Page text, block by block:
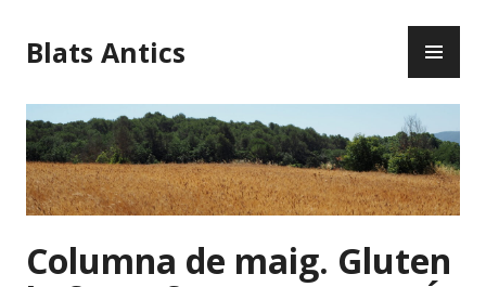
Blats Antics
Columna de maig. Gluten